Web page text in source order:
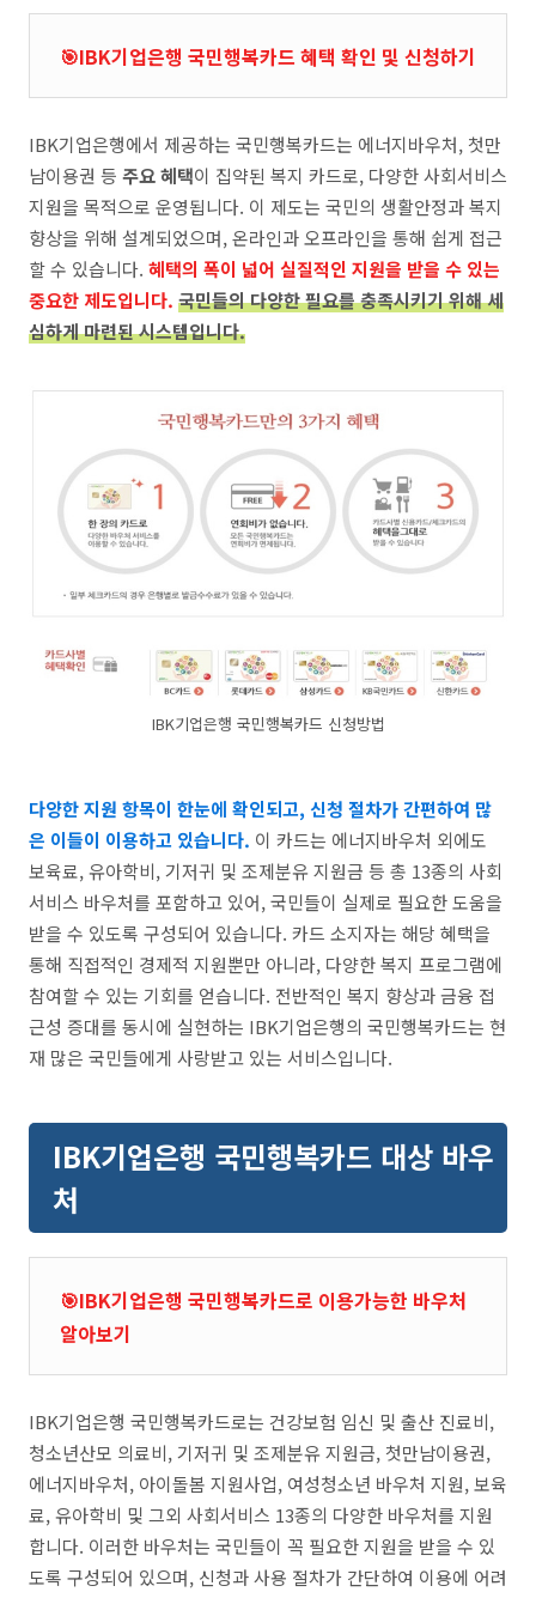
🎯IBK기업은행 국민행복카드 혜택 확인 및 신청하기
IBK기업은행에서 제공하는 국민행복카드는 에너지바우처, 첫만
남이용권 등 주요 혜택이 집약된 복지 카드로, 다양한 사회서비스
지원을 목적으로 운영됩니다. 이 제도는 국민의 생활안정과 복지
향상을 위해 설계되었으며, 온라인과 오프라인을 통해 쉽게 접근
할 수 있습니다. 혜택의 폭이 넓어 실질적인 지원을 받을 수 있는
중요한 제도입니다. 국민들의 다양한 필요를 충족시키기 위해 세
심하게 마련된 시스템입니다.
IBK기업은행 국민행복카드 신청방법
다양한 지원 항목이 한눈에 확인되고, 신청 절차가 간편하여 많
은 이들이 이용하고 있습니다. 이 카드는 에너지바우처 외에도
보육료, 유아학비, 기저귀 및 조제분유 지원금 등 총 13종의 사회
서비스 바우처를 포함하고 있어, 국민들이 실제로 필요한 도움을
받을 수 있도록 구성되어 있습니다. 카드 소지자는 해당 혜택을
통해 직접적인 경제적 지원뿐만 아니라, 다양한 복지 프로그램에
참여할 수 있는 기회를 얻습니다. 전반적인 복지 향상과 금융 접
근성 증대를 동시에 실현하는 IBK기업은행의 국민행복카드는 현
재 많은 국민들에게 사랑받고 있는 서비스입니다.
IBK기업은행 국민행복카드 대상 바우
처
🎯IBK기업은행 국민행복카드로 이용가능한 바우처
알아보기
IBK기업은행 국민행복카드로는 건강보험 임신 및 출산 진료비,
청소년산모 의료비, 기저귀 및 조제분유 지원금, 첫만남이용권,
에너지바우처, 아이돌봄 지원사업, 여성청소년 바우처 지원, 보육
료, 유아학비 및 그외 사회서비스 13종의 다양한 바우처를 지원
합니다. 이러한 바우처는 국민들이 꼭 필요한 지원을 받을 수 있
도록 구성되어 있으며, 신청과 사용 절차가 간단하여 이용에 어려